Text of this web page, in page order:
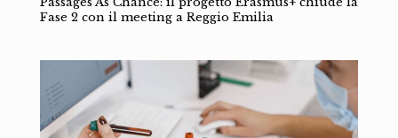
Fase 2 con il meeting a Reggio Emilia